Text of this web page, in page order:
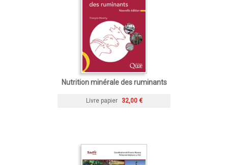
Nutrition minérale des ruminants
Livre papier 32,00 €